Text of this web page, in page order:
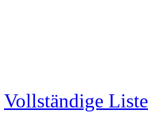
Vollständige Liste